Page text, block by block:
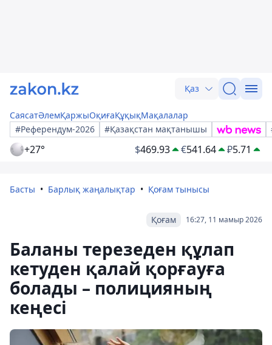
Қаз
СаясатӘлемҚаржыОқиғаҚұқықМақалалар
#Референдум-2026
#Қазақстан мақтанышы
+27° $469.93 €541.64 ₽5.71
Басты Барлық жаңалықтар Қоғам тынысы
16:27, 11 мамыр 2026
Қоғам
Баланы терезеден құлап
кетуден қалай қорғауға
болады – полицияның
кеңесі